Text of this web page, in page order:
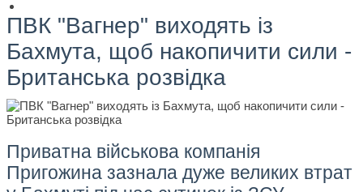
ПВК "Вагнер" виходять із
Бахмута, щоб накопичити сили -
Британська розвідка
Приватна військова компанія
Пригожина зазнала дуже великих втрат